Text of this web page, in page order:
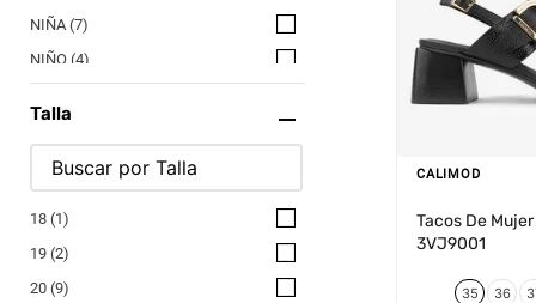
NIÑA (7)
NIÑO (4)
Talla
18 (1)
19 (2)
20 (9)
CALIMOD
Tacos De
3VJ9001
35 36